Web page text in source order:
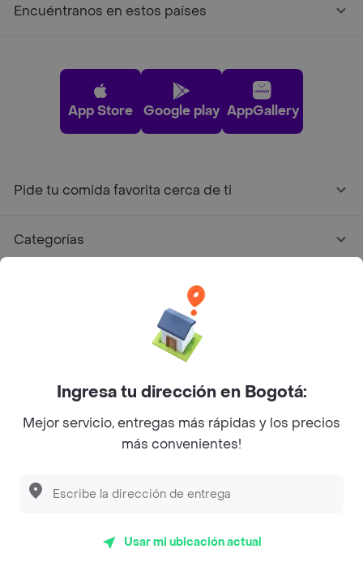
Descubre las PROMOCIONES que tenemos
Encuéntranos en estos países
App Store Google play AppGallery
Pide tu comida favorita cerca de ti
Categorías
Facebook
Twitter
Instagram
©2026Rappi Inc. All rights reserved.
Ingresa tu dirección en Bogotá:
Mejor servicio, entregas más rápidas y los precios
más convenientes!
Usar mi ubicación actual